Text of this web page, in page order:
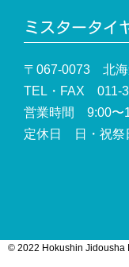
ミスタータイ
〒067-0073 北海
TEL・FAX 011-
営業時間 9:00〜
定休日 日・祝祭
© 2022 Hokushin Jidousha